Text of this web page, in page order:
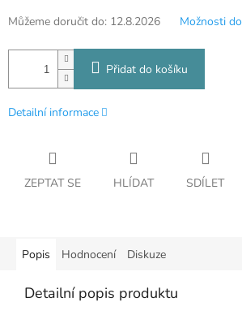
Můžeme doručit do: 12.8.2026 Možnosti
Přidat do košíku
Detailní informace
ZEPTAT SE HLÍDAT SDÍLET
Popis Hodnocení Diskuze
Detailní popis produktu